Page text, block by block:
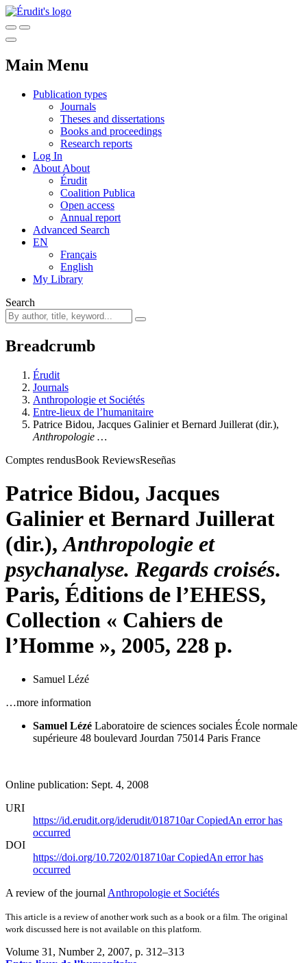
Main Menu
Publication types
Journals
Theses and dissertations
Books and proceedings
Research reports
Log In
About About
Érudit
Coalition Publica
Open access
Annual report
Advanced Search
EN
Français
English
My Library
Search
Breadcrumb
Érudit
Journals
Anthropologie et Sociétés
Entre-lieux de l’humanitaire
Patrice Bidou, Jacques Galinieret Bernard Juillerat (dir.),
Anthropologie …
Comptes rendusBook ReviewsReseñas
Patrice Bidou, Jacques
Galinieret Bernard Juillerat
(dir.),Anthropologie et
psychanalyse. Regards croisés.
Paris, Éditions de l’EHESS,
Collection « Cahiers de
l’Homme », 2005, 228 p.
Samuel Lézé
…more information
Samuel Lézé Laboratoire de sciences sociales École normale
supérieure 48 boulevard Jourdan 75014 Paris France
Online publication: Sept. 4, 2008
URI
https://id.erudit.org/iderudit/018710arCopiedAn error has
occurred
DOI
https://doi.org/10.7202/018710arCopiedAn error has
occurred
A review of the journal Anthropologie et Sociétés
This article is a review of another work such as a book or a film. The original
work discussed here is not available on this platform.
Volume 31, Number 2, 2007, p. 312–313